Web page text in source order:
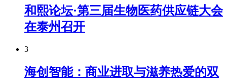
和熙论坛·第三届生物医药供应链大会
在泰州召开
3
海创智能：商业进取与滋养热爱的双